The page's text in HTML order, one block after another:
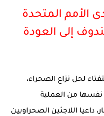
الأمم المتحدة
إلى العودة
لحل نزاع الصحراء،
نفسها من العملية
داعيا اللاجئين الصحراويين